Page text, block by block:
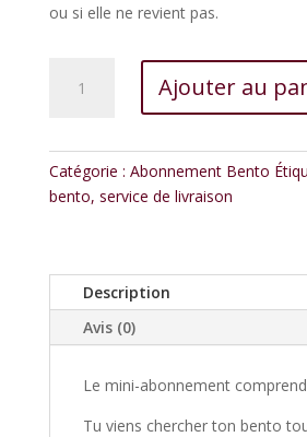
ou si elle ne revient pas.
L'abonnement
Bento
récupérer
cuisine
Ajouter au
Catégorie : Abonnement Bento
bento, service de livraison
Description
Avis (0)
Le mini-abonnement
Tu viens chercher ton bento